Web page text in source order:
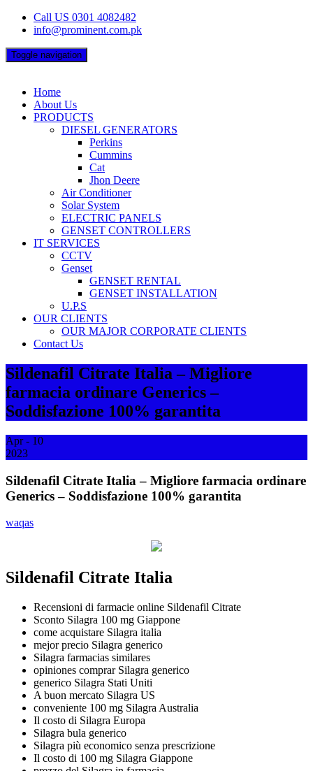
Skip
Call US 0301 4082482
info@prominent.com.pk
Toggle navigation
Home
About Us
PRODUCTS
DIESEL GENERATORS
Perkins
Cummins
Cat
Jhon Deere
Air Conditioner
Solar System
ELECTRIC PANELS
GENSET CONTROLLERS
IT SERVICES
CCTV
Genset
GENSET RENTAL
GENSET INSTALLATION
U.P.S
OUR CLIENTS
OUR MAJOR CORPORATE CLIENTS
Contact Us
Sildenafil Citrate Italia – Migliore
farmacia ordinare Generics –
Soddisfazione 100% garantita
Apr - 10
2023
Sildenafil Citrate Italia – Migliore farmacia ordinare
Generics – Soddisfazione 100% garantita
waqas
Sildenafil Citrate Italia
Recensioni di farmacie online Sildenafil Citrate
Sconto Silagra 100 mg Giappone
come acquistare Silagra italia
mejor precio Silagra generico
Silagra farmacias similares
opiniones comprar Silagra generico
generico Silagra Stati Uniti
A buon mercato Silagra US
conveniente 100 mg Silagra Australia
Il costo di Silagra Europa
Silagra bula generico
Silagra più economico senza prescrizione
Il costo di 100 mg Silagra Giappone